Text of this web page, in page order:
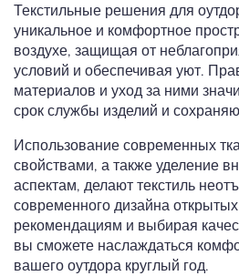
Текстильные решения для
уникальное и комфортное
воздухе, защищая от
условий и обеспечивая уют.
материалов и уход за ними
срок службы изделий и
Использование современных
свойствами, а также уделение
аспектам, делают текстиль
современного дизайна
рекомендациям и выбирая
вы сможете наслаждаться
вашего оутдора круглый год.